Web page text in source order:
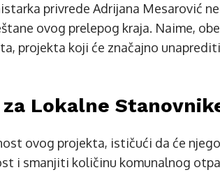
privrede Adrijana Mesarović
ovog prelepog kraja. Naime,
projekta koji će značajno
Lokalne
ovog projekta, ističući da će
i smanjiti količinu komunalnog